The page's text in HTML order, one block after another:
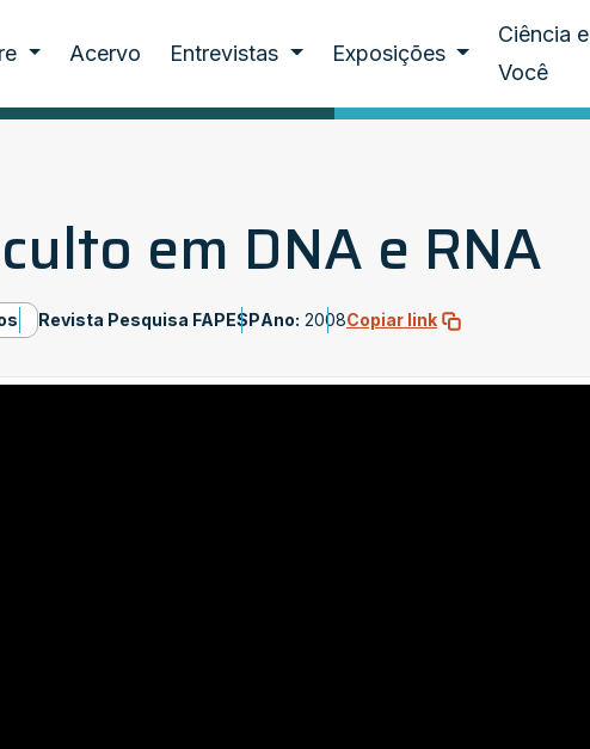
Acervo Entrevistas Exposições
Ciência e
Você
em DNA e RNA
Revista Pesquisa FAPESPAno: 2008Copiar link